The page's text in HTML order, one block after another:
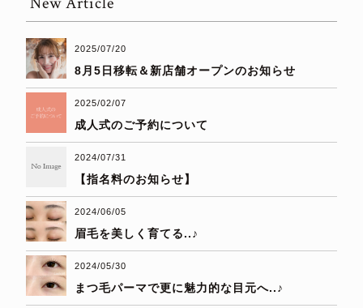
2025/07/20
8月5日移転＆新店舗オープンのお知らせ
2025/02/07
成人式のご予約について
2024/07/31
【指名料のお知らせ】
2024/06/05
眉毛を美しく育てる..♪
2024/05/30
まつ毛パーマで更に魅力的な目元へ..♪